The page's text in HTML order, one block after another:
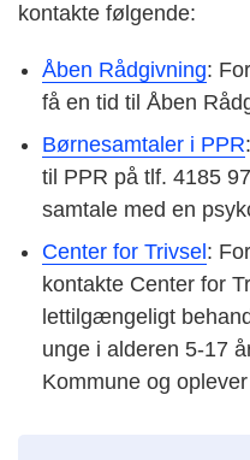
kontakte følgende:
Åben Rådgivning:
få en tid til Åben
Børnesamtaler i PPR
til PPR på tlf. 4185
samtale med en
Center for Trivsel :
kontakte Center for
lettilgængeligt
unge i alderen 5-17
Kommune og